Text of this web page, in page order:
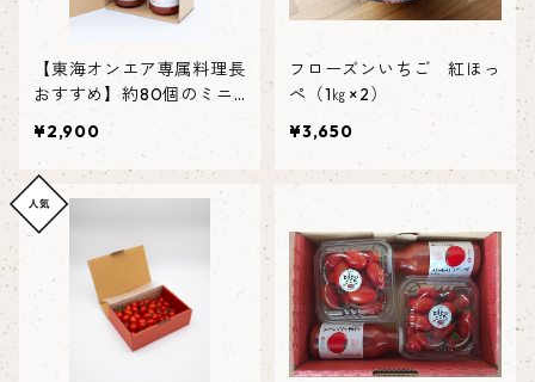
【東海オンエア専属料理長
おすすめ】約80個のミニ
トマトを凝縮！極甘・完熟
とまとジュース【500ml×
2】
¥2,900
フローズンいちご 紅ほっ
ぺ（1㎏×2）
¥3,650